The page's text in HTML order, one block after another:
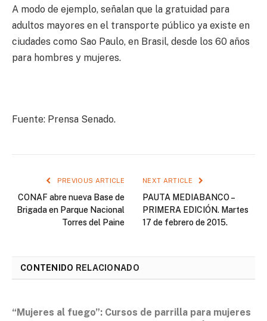
A modo de ejemplo, señalan que la gratuidad para
adultos mayores en el transporte público ya existe en
ciudades como Sao Paulo, en Brasil, desde los 60 años
para hombres y mujeres.
Fuente: Prensa Senado.
PREVIOUS ARTICLE
CONAF abre nueva Base de
Brigada en Parque Nacional
Torres del Paine
NEXT ARTICLE
PAUTA MEDIABANCO –
PRIMERA EDICIÓN. Martes
17 de febrero de 2015.
CONTENIDO RELACIONADO
“Mujeres al fuego”: Cursos de parrilla para mujeres